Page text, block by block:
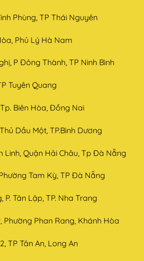
Phùng, TP Thái Nguyên
Phủ Lý Hà Nam
P Đông Thành, TP Ninh Bình
Tuyên Quang
Biên Hòa, Đồng Nai
Dầu Một, TP.Bình Dương
Linh, Quận Hải Châu, Tp Đà Nẵng
Tam Kỳ, TP Đà Nẵng
Tân Lập, TP. Nha Trang
Phường Phan Rang, Khánh Hòa
TP Tân An, Long An